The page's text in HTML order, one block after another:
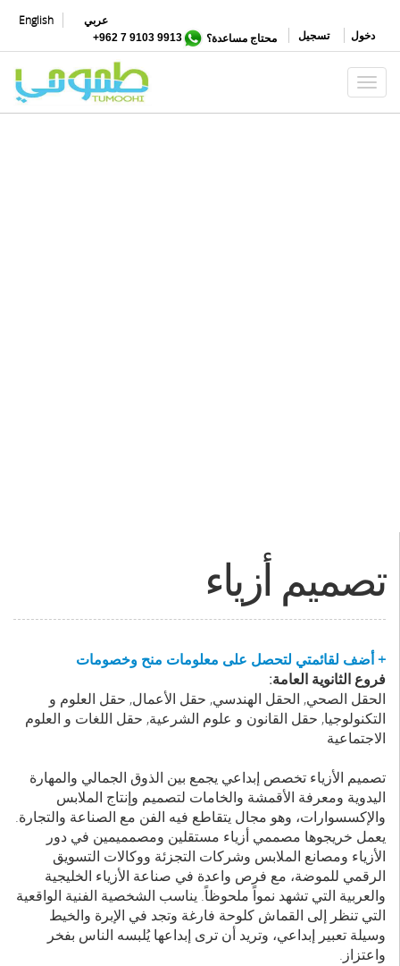
المحتوى
الرئيسي
English
عربي
تسجيل
دخول محتاج مساعدة؟ 9913 9103 7 962+
Toggle navigation
تصميم أزياء
+ أضف لقائمتي لتحصل على معلومات منح وخصومات
فروع الثانوية العامة:
الحقل الصحي, الحقل الهندسي, حقل الأعمال, حقل العلوم و
التكنولوجيا, حقل القانون و علوم الشرعية, حقل اللغات و العلوم
الاجتماعية
تصميم الأزياء تخصص إبداعي يجمع بين الذوق الجمالي والمهارة
اليدوية ومعرفة الأقمشة والخامات لتصميم وإنتاج الملابس
والإكسسوارات، وهو مجال يتقاطع فيه الفن مع الصناعة والتجارة.
يعمل خريجوها مصممي أزياء مستقلين ومصمميمين في دور
الأزياء ومصانع الملابس وشركات التجزئة ووكالات التسويق
الرقمي للموضة، مع فرص واعدة في صناعة الأزياء الخليجية
والعربية التي تشهد نمواً ملحوظاً. يناسب الشخصية الفنية الواقعية
التي تنظر إلى القماش كلوحة فارغة وتجد في الإبرة والخيط
وسيلة تعبير إبداعي، وتريد أن ترى إبداعها يُلبسه الناس بفخر
واعتزاز.